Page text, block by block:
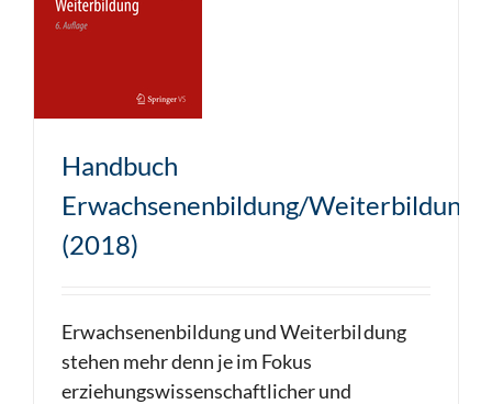
Handbuch
Erwachsenenbildung/Weiterbildung
(2018)
Erwachsenenbildung und Weiterbildung
stehen mehr denn je im Fokus
erziehungswissenschaftlicher und